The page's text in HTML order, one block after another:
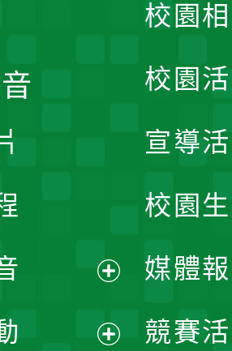
校園
校園
宣導
校園
媒體
競賽